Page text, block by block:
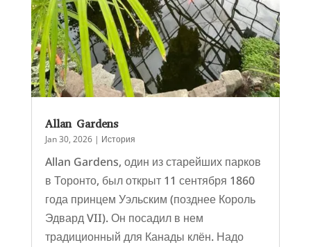
Allan Gardens
Jan 30, 2026| История
Allan Gardens, один из старейших парков
в Торонто, был открыт 11 сентября 1860
года принцем Уэльским (позднее Король
Эдвард VII). Он посадил в нем
традиционный для Канады клён. Надо